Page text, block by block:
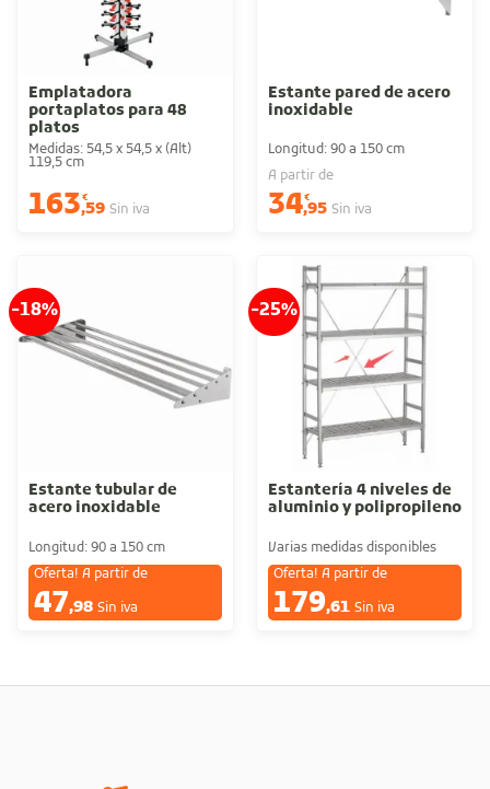
Emplatadora
portaplatos para 48
platos
Medidas: 54,5 x 54,5 x (Alt)
119,5 cm
163€
,59 Sin iva
Estante pared de acero
inoxidable
Longitud: 90 a 150 cm
A partir de
34€
,95 Sin iva
-18%
Estante tubular de
acero inoxidable
Longitud: 90 a 150 cm
Oferta! A partir de
47,98 Sin iva
-25%
Estantería 4 niveles de
aluminio y polipropileno
Varias medidas disponibles
Oferta! A partir de
179,61 Sin iva